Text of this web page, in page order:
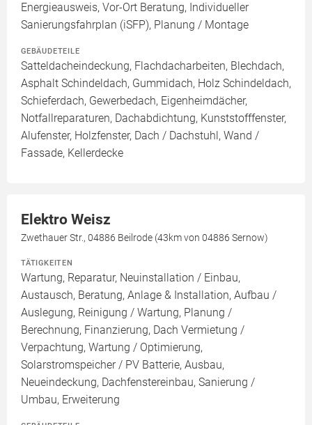
Energieausweis, Vor-Ort Beratung, Individueller
Sanierungsfahrplan (iSFP), Planung / Montage
GEBÄUDETEILE
Satteldacheindeckung, Flachdacharbeiten, Blechdach,
Asphalt Schindeldach, Gummidach, Holz Schindeldach,
Schieferdach, Gewerbedach, Eigenheimdächer,
Notfallreparaturen, Dachabdichtung, Kunststofffenster,
Alufenster, Holzfenster, Dach / Dachstuhl, Wand /
Fassade, Kellerdecke
Elektro Weisz
Zwethauer Str., 04886 Beilrode (43km von 04886 Sernow)
TÄTIGKEITEN
Wartung, Reparatur, Neuinstallation / Einbau,
Austausch, Beratung, Anlage & Installation, Aufbau /
Auslegung, Reinigung / Wartung, Planung /
Berechnung, Finanzierung, Dach Vermietung /
Verpachtung, Wartung / Optimierung,
Solarstromspeicher / PV Batterie, Ausbau,
Neueindeckung, Dachfenstereinbau, Sanierung /
Umbau, Erweiterung